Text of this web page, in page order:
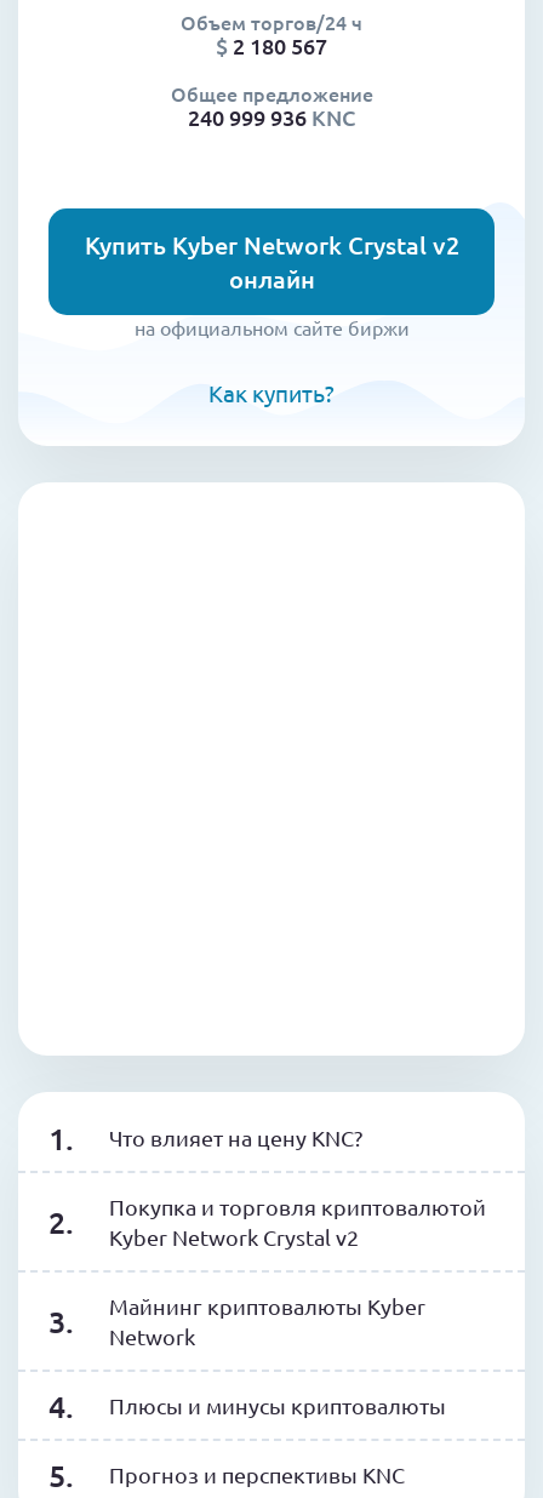
Объем торгов/24 ч
$ 2 180 567
Общее предложение
240 999 936 KNC
Купить Kyber Network Crystal v2
онлайн
на официальном сайте биржи
Как купить?
Что влияет на цену KNC?
Покупка и торговля криптовалютой
Kyber Network Crystal v2
Майнинг криптовалюты Kyber
Network
Плюсы и минусы криптовалюты
Прогноз и перспективы KNC